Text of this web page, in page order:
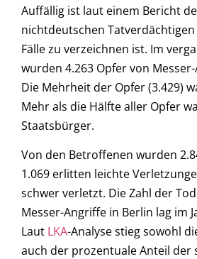
Auffällig ist laut einem Bericht
nichtdeutschen
Fälle zu verzeichnen ist. Im
wurden 4.263 Opfer von
Die Mehrheit der Opfer (3.429)
Mehr als die Hälfte aller Opfer
Staatsbürger.
Von den Betroffenen wurden
1.069 erlitten leichte
schwer verletzt. Die Zahl der
Messer-Angriffe in Berlin lag im
Laut LKA-Analyse stieg sowohl
auch der prozentuale Anteil der